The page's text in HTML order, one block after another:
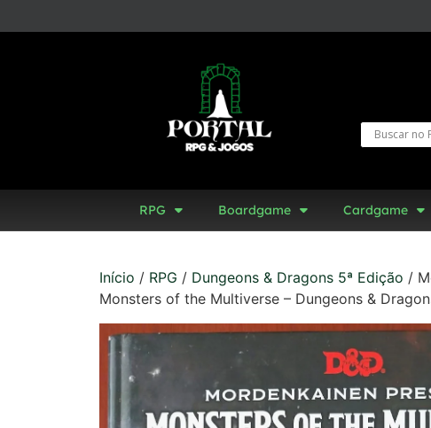
RPG Boardgame Cardgame
Início / RPG / Dungeons & Dragons 5ª Edição /
Monsters of the Multiverse – Dungeons &